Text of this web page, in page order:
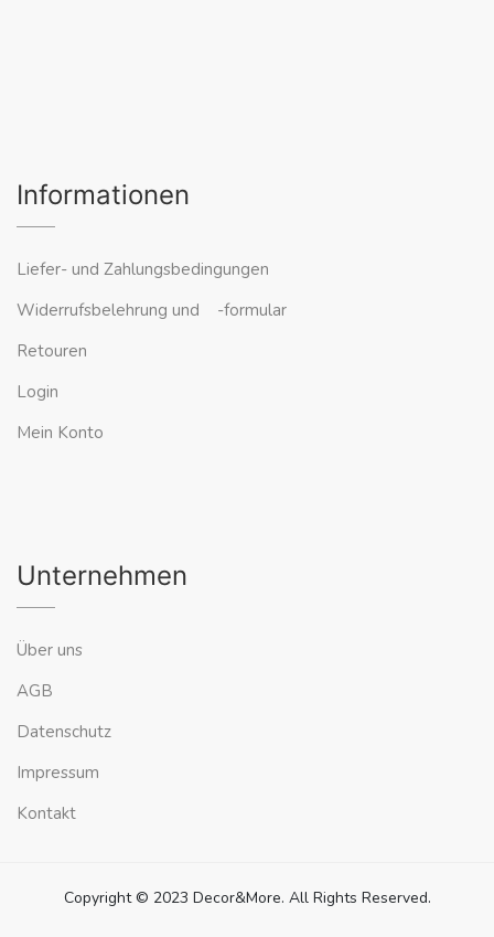
Informationen
Liefer- und Zahlungsbedingungen
Widerrufsbelehrung und -formular
Retouren
Login
Mein Konto
Unternehmen
Über uns
AGB
Datenschutz
Impressum
Kontakt
Copyright © 2023 Decor&More. All Rights Reserved.